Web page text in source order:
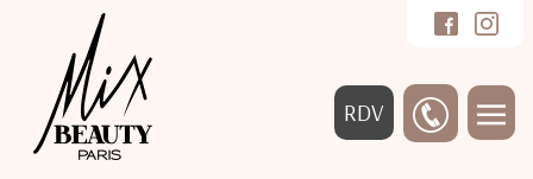
RDV